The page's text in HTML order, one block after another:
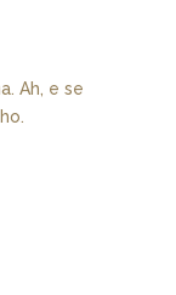
Ah, e se